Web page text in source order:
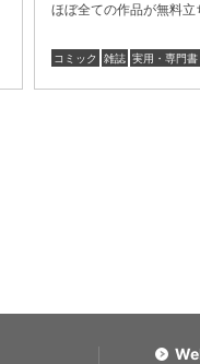
ほぼ全ての作品が無料立
コミック 雑誌 実用・専門書